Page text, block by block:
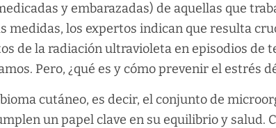
y embarazadas) de aquellas que
medidas, los expertos indican que resulta
de la radiación ultravioleta en episodios de
Pero, ¿qué es y cómo prevenir el estrés
cutáneo, es decir, el conjunto de
un papel clave en su equilibrio y salud.